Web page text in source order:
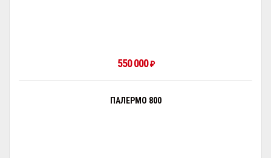
550 000₽
ПАЛЕРМО 800